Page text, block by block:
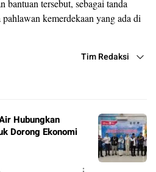
bantuan tersebut, sebagai tanda
pahlawan kemerdekaan yang ada di
Tim Redaksi
Hubungkan
Dorong Ekonomi